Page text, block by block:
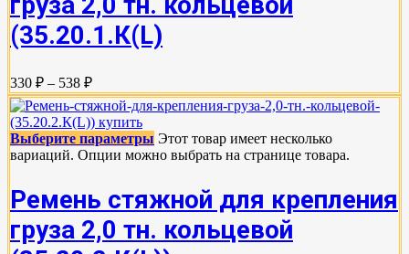
(35.20.1.К(L)
330 ₽ – 538 ₽
Выберите параметры Этот товар имеет несколько
вариаций. Опции можно выбрать на странице товара.
Ремень стяжной для крепления
груза 2,0 тн. кольцевой